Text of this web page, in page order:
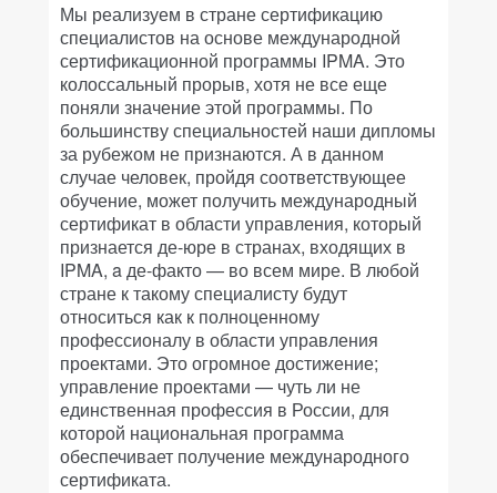
Мы реализуем в стране сертификацию
специалистов на основе международной
сертификационной программы IPMA. Это
колоссальный прорыв, хотя не все еще
поняли значение этой программы. По
большинству специальностей наши дипломы
за рубежом не признаются. А в данном
случае человек, пройдя соответствующее
обучение, может получить международный
сертификат в области управления, который
признается де-юре в странах, входящих в
IPMA, a де-факто — во всем мире. В любой
стране к такому специалисту будут
относиться как к полноценному
профессионалу в области управления
проектами. Это огромное достижение;
управление проектами — чуть ли не
единственная профессия в России, для
которой национальная программа
обеспечивает получение международного
сертификата.